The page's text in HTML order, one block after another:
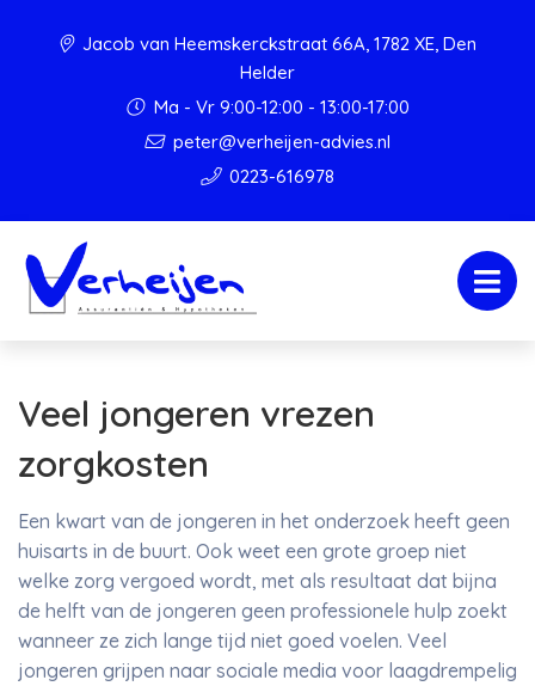
Jacob van Heemskerckstraat 66A, 1782 XE, Den
Helder
Ma - Vr 9:00-12:00 - 13:00-17:00
peter@verheijen-advies.nl
0223-616978
Veel jongeren vrezen
zorgkosten
Een kwart van de jongeren in het onderzoek heeft geen
huisarts in de buurt. Ook weet een grote groep niet
welke zorg vergoed wordt, met als resultaat dat bijna
de helft van de jongeren geen professionele hulp zoekt
wanneer ze zich lange tijd niet goed voelen. Veel
jongeren grijpen naar sociale media voor laagdrempelig